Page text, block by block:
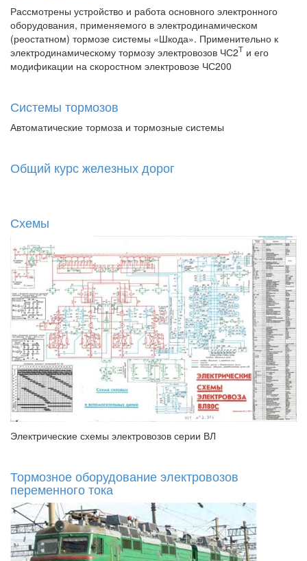
Рассмотрены устройство и работа основного электронного
оборудования, применяемого в электродинамическом
(реостатном) тормозе системы «Шкода». Применительно к
электродинамическому тормозу электровозов ЧС2Т и его
модификации на скоростном электровозе ЧС200
Системы тормозов
Автоматические тормоза и тормозные системы
Общий курс железных дорог
Схемы
Электрические схемы электровозов серии ВЛ
Тормозное оборудование электровозов
переменного тока